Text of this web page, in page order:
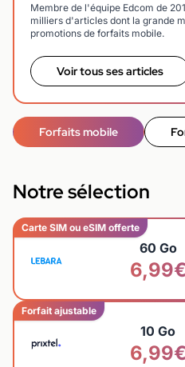
Membre de l'équipe Edcom de
milliers d'articles dont la grande
promotions de forfaits mobile.
Voir tous ses articles
Forfaits mobile
Notre sélection
Carte SIM ou eSIM offerte
60 Go
6,99€
Forfait ajustable
10 Go
6,99€